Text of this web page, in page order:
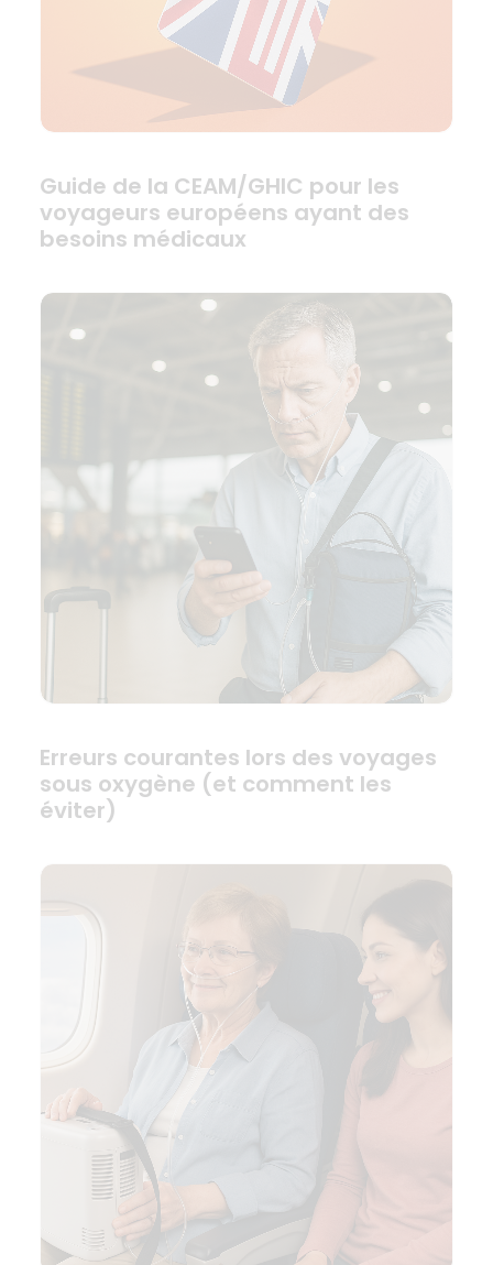
Guide de la CEAM/GHIC pour les
voyageurs européens ayant des
besoins médicaux
Erreurs courantes lors des voyages
sous oxygène (et comment les
éviter)